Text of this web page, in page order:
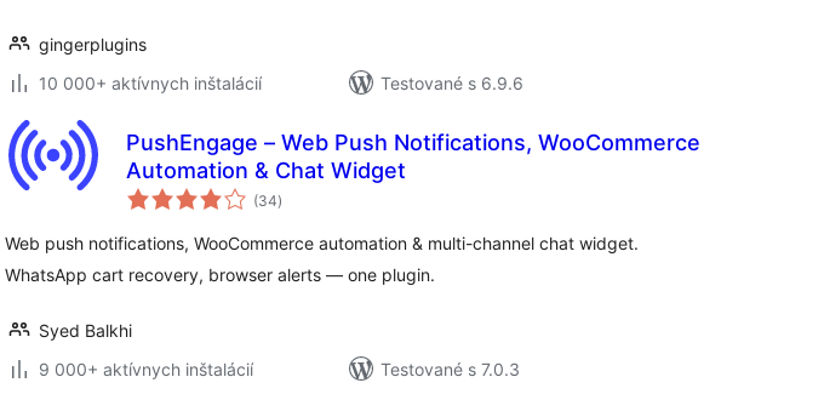
gingerplugins
10 000+ aktívnych inštalácií
Testované s 6.9.6
PushEngage – Web Push Notifications, WooCommerce
Automation & Chat Widget
(34celkové
hodnotenie
)
Web push notifications, WooCommerce automation & multi-channel chat widget.
WhatsApp cart recovery, browser alerts — one plugin.
Syed Balkhi
9 000+ aktívnych inštalácií
Testované s 7.0.3